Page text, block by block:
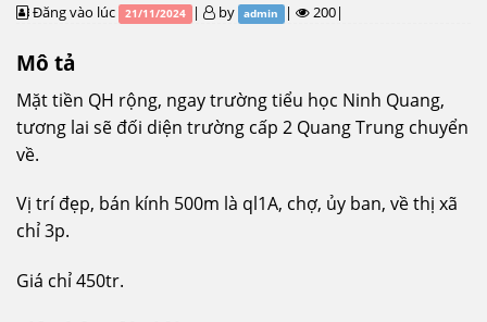
Đăng vào lúc 21/11/2024 | by admin | 200|
Mô tả
Mặt tiền QH rộng, ngay trường tiểu học Ninh Quang,
tương lai sẽ đối diện trường cấp 2 Quang Trung chuyển
về.
Vị trí đẹp, bán kính 500m là ql1A, chợ, ủy ban, về thị xã
chỉ 3p.
Giá chỉ 450tr.